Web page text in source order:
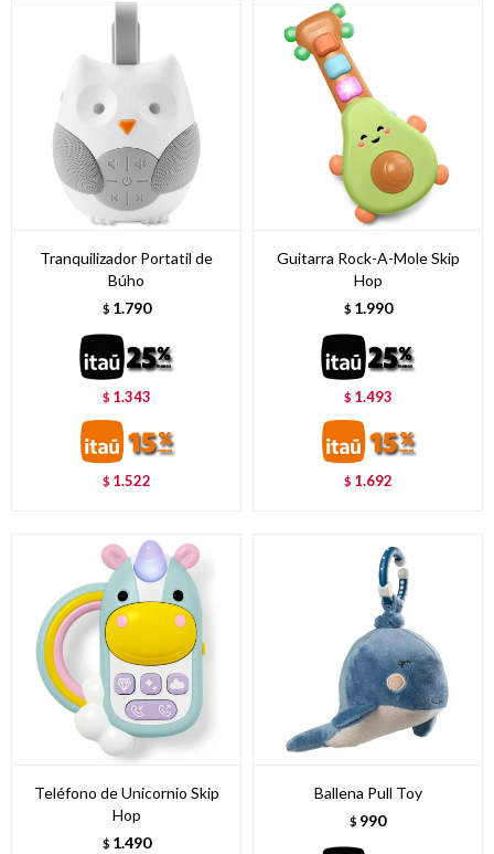
Tranquilizador Portatil de
Búho
$ 1.790
$ 1.343
$ 1.522
Guitarra Rock-A-Mole Skip
Hop
$ 1.990
$ 1.493
$ 1.692
Teléfono de Unicornio Skip
Hop
$ 1.490
Ballena Pull Toy
$ 990